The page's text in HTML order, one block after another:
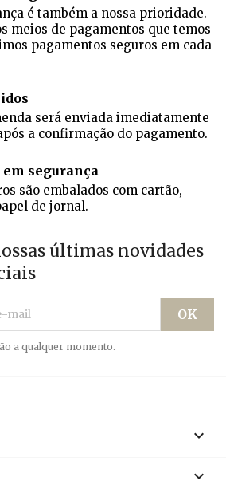
é também a nossa prioridade.
meios de pagamentos que temos
pagamentos seguros em cada
será enviada imediatamente
a confirmação do pagamento.
segurança
são embalados com cartão,
de jornal.
últimas novidades
a qualquer momento.

